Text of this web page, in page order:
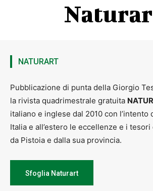
NATURART
Pubblicazione di punta della Giorgio
la rivista quadrimestrale gratuita
italiano e inglese dal 2010 con l’intento
Italia e all’estero le eccellenze e i
da Pistoia e dalla sua provincia.
Sfoglia Naturart